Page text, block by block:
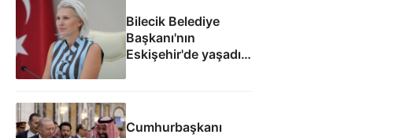
Bilecik Belediye
Başkanı'nın
Eskişehir'de yaşadığı
Cumhurbaşkanı